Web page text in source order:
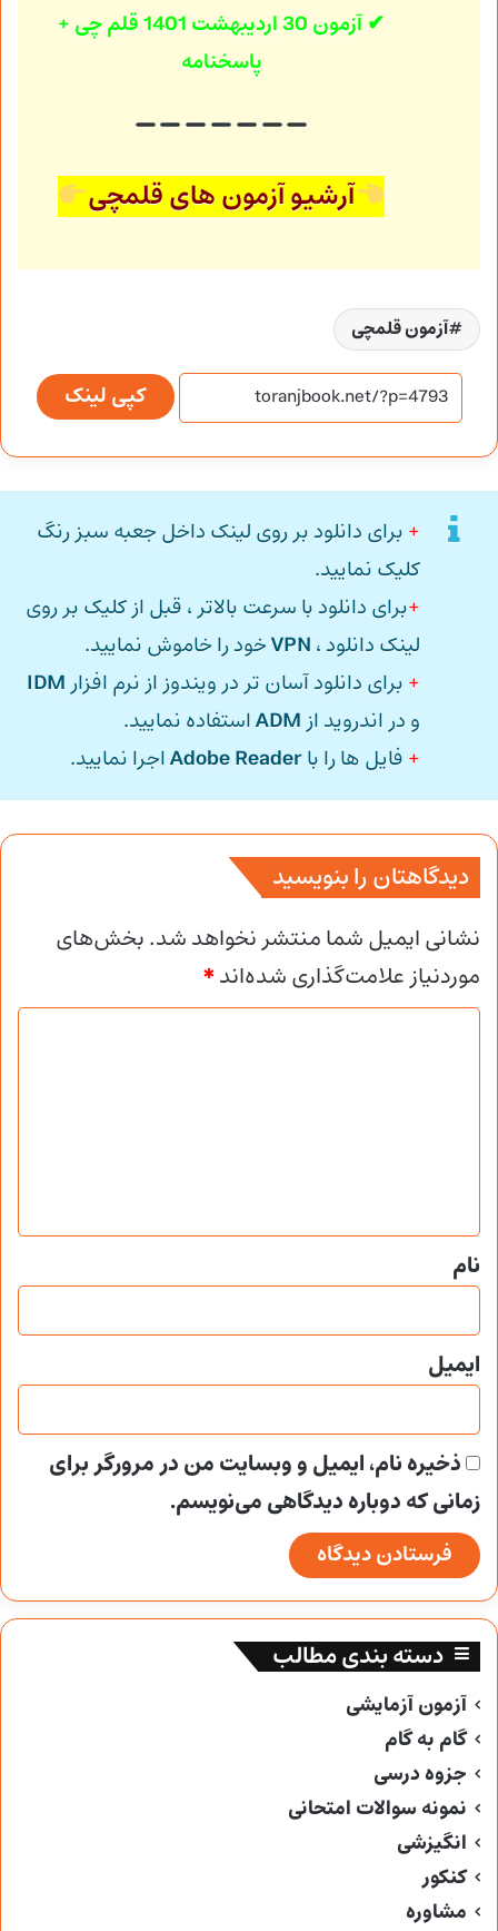
✔ آزمون 30 اردیبهشت 1401
قلم چی +
پاسخنامه
آرشیو آزمون های قلمچی
آزمون قلمچی
کپی لینک
+ برای دانلود بر روی لینک داخل جعبه سبز رنگ
کلیک نمایید.
+برای دانلود با سرعت بالاتر ، قبل از کلیک بر روی
لینک دانلود ، VPNخود را خاموش نمایید.
+ برای دانلود آسان تر در ویندوز از نرم افزار IDM
و در اندروید از ADMاستفاده نمایید.
+ فایل ها را باAdobe Readerاجرا نمایید.
دیدگاهتان را بنویسید
نشانی ایمیل شما منتشر نخواهد شد.بخش‌های
موردنیاز علامت‌گذاری شده‌اند*
*
نام
ایمیل
ذخیره نام، ایمیل و وبسایت من در مرورگر برای
زمانی که دوباره دیدگاهی می‌نویسم.
دسته بندی مطالب
آزمون آزمایشی
گام به گام
جزوه درسی
نمونه سوالات امتحانی
انگیزشی
کنکور
مشاوره